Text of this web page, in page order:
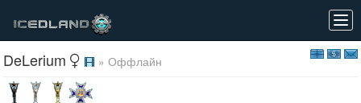
DeLerium » Оффлайн